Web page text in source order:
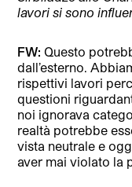
lavori si sono
FW: Questo
dall’esterno.
rispettivi lavori
questioni
noi ignorava
realtà potrebbe
vista neutrale e
aver mai violato la